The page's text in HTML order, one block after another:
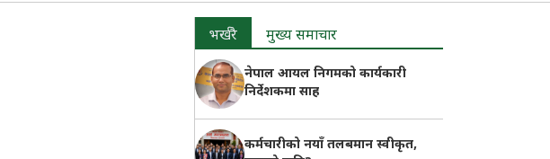
भर्खरै मुख्य समाचार
नेपाल आयल निगमको कार्यकारी
निर्देशकमा साह
कर्मचारीको नयाँ तलबमान स्वीकृत,